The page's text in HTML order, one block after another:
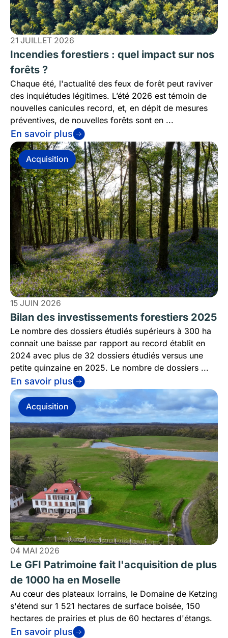
21 JUILLET 2026
Incendies forestiers : quel impact sur nos
forêts ?
Chaque été, l'actualité des feux de forêt peut raviver
des inquiétudes légitimes. L’été 2026 est témoin de
nouvelles canicules record, et, en dépit de mesures
préventives, de nouvelles forêts sont en ...
En savoir plus
Acquisition
15 JUIN 2026
Bilan des investissements forestiers 2025
Le nombre des dossiers étudiés supérieurs à 300 ha
connait une baisse par rapport au record établit en
2024 avec plus de 32 dossiers étudiés versus une
petite quinzaine en 2025. Le nombre de dossiers ...
En savoir plus
Acquisition
04 MAI 2026
Le GFI Patrimoine fait l'acquisition de plus
de 1000 ha en Moselle
Au cœur des plateaux lorrains, le Domaine de Ketzing
s'étend sur 1 521 hectares de surface boisée, 150
hectares de prairies et plus de 60 hectares d'étangs.
En savoir plus